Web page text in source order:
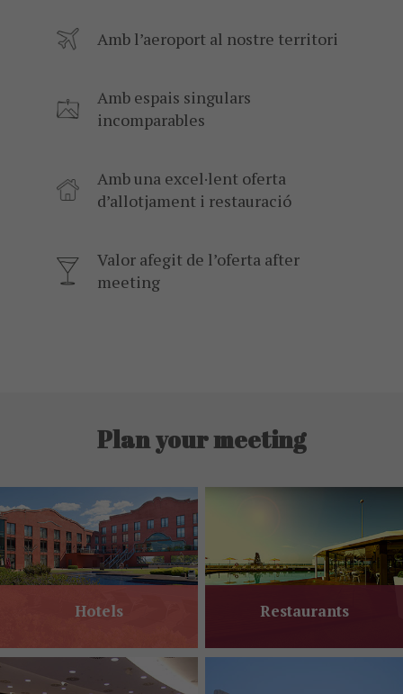
Amb l’aeroport al nostre territori
Amb espais singulars
incomparables
Amb una excel·lent oferta
d’allotjament i restauració
Valor afegit de l’oferta after
meeting
Plan your meeting
Hotels Restaurants